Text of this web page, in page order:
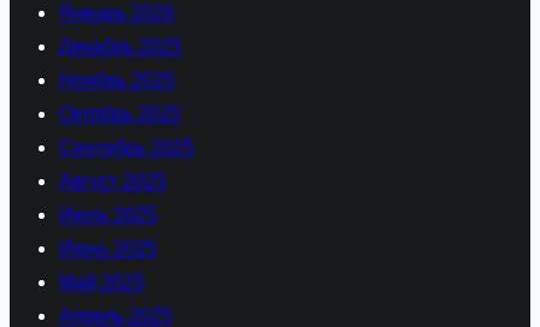
Январь 2026
Декабрь 2025
Ноябрь 2025
Октябрь 2025
Сентябрь 2025
Август 2025
Июль 2025
Июнь 2025
Май 2025
Апрель 2025